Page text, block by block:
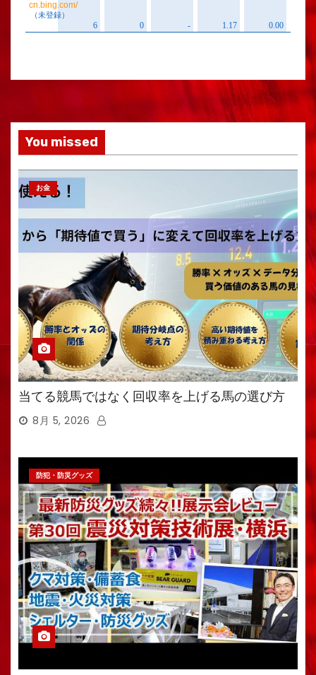
You missed
お金
当てる競馬ではなく回収率を上げる馬の選び方
8月 5, 2026
防犯・防災グッズ